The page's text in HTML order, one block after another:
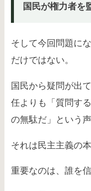
国民が権力者を
そして今回問題に
だけではない。
国民から疑問が出
任よりも「質問す
の無駄だ」という
それは民主主義の
重要なのは、誰を